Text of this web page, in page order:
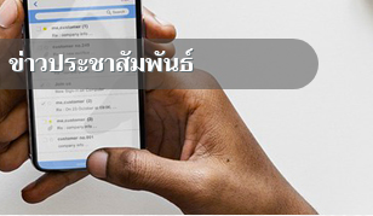
ข่าวประชาสัมพันธ์